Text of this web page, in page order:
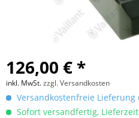
126,00 € *
inkl. MwSt.zzgl. Versandkosten
Versandkostenfreie
Sofort versandfertig,